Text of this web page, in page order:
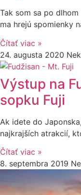
Tak som sa po
ma hrejú spomienky
Čítať viac »
24. augusta 2020
Výstup na
sopku Fuji
Ak idete do
najkrajších atrakcií,
Čítať viac »
8. septembra 2019